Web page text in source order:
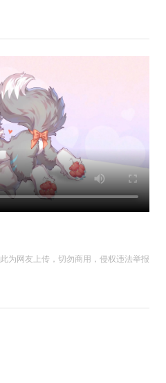
此为网友上传，切勿商用，侵权违法举报